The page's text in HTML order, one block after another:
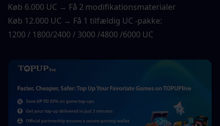
Køb 6.000 UC → Få 2 modifikationsmaterialer
Køb 12.000 UC → Få 1 tilfældig UC -pakke:
1200 / 1800/2400 / 3000 /4800 /6000 UC